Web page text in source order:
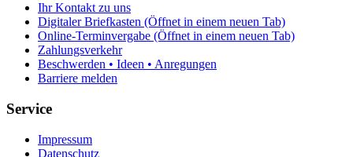
Ihr Kontakt zu uns
Digitaler Briefkasten (Öffnet in einem neuen Tab)
Online-Terminvergabe (Öffnet in einem neuen Tab)
Zahlungsverkehr
Beschwerden • Ideen • Anregungen
Barriere melden
Service
Impressum
Datenschutz